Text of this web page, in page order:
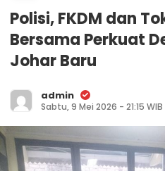
Polisi, FKDM dan
Bersama Perkuat
Johar Baru
admin
Sabtu, 9 Mei 2026 - 21:15 WIB